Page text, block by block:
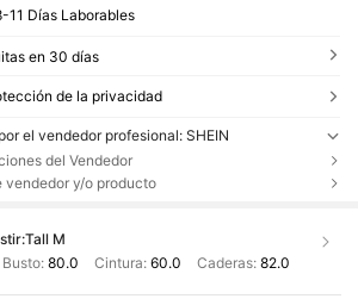
11 Días Laborables
en 30 días
de la privacidad
el vendedor profesional: SHEIN
del Vendedor
vendedor y/o producto
Tall M
Busto:80.0 Cintura: 60.0 Caderas: 82.0